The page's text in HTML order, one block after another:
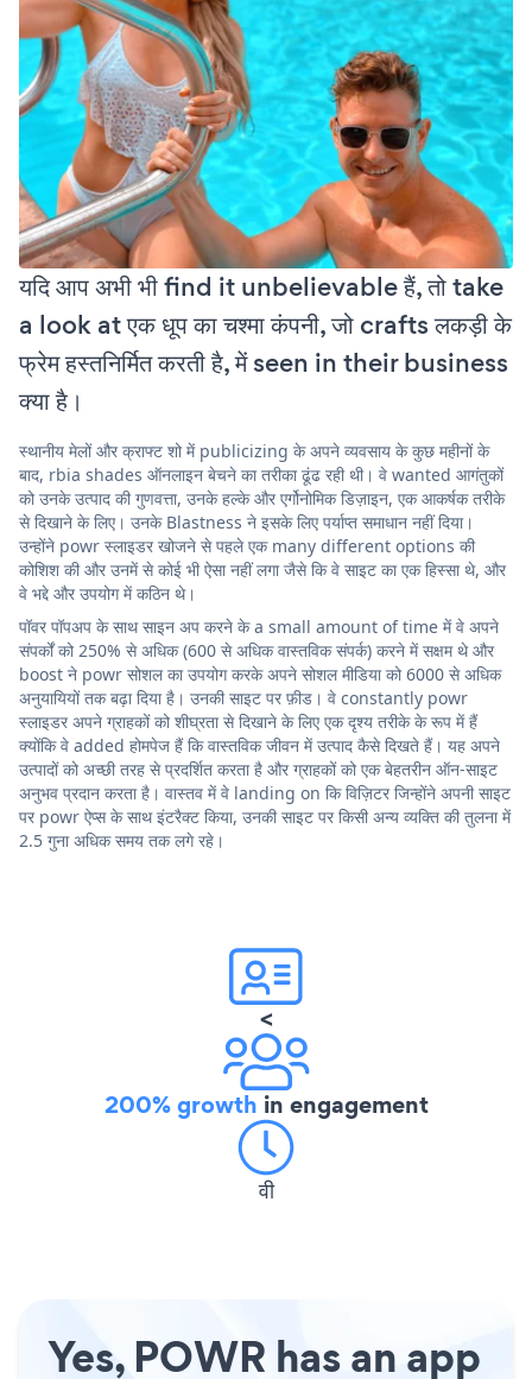
यदि आप अभी भी find it unbelievable हैं, तो take
a look at एक धूप का चश्मा कंपनी, जो crafts लकड़ी के
फ्रेम हस्तनिर्मित करती है, में seen in their business
क्या है।
स्थानीय मेलों और क्राफ्ट शो में publicizing के अपने व्यवसाय के कुछ महीनों के
बाद, rbia shades ऑनलाइन बेचने का तरीका ढूंढ रही थी। वे wanted आगंतुकों
को उनके उत्पाद की गुणवत्ता, उनके हल्के और एर्गोनोमिक डिज़ाइन, एक आकर्षक तरीके
से दिखाने के लिए। उनके Blastness ने इसके लिए पर्याप्त समाधान नहीं दिया।
उन्होंने powr स्लाइडर खोजने से पहले एक many different options की
कोशिश की और उनमें से कोई भी ऐसा नहीं लगा जैसे कि वे साइट का एक हिस्सा थे, और
वे भद्दे और उपयोग में कठिन थे।
पॉवर पॉपअप के साथ साइन अप करने के a small amount of time में वे अपने
संपर्कों को 250% से अधिक (600 से अधिक वास्तविक संपर्क) करने में सक्षम थे और
boost ने powr सोशल का उपयोग करके अपने सोशल मीडिया को 6000 से अधिक
अनुयायियों तक बढ़ा दिया है। उनकी साइट पर फ़ीड। वे constantly powr
स्लाइडर अपने ग्राहकों को शीघ्रता से दिखाने के लिए एक दृश्य तरीके के रूप में हैं
क्योंकि वे added होमपेज हैं कि वास्तविक जीवन में उत्पाद कैसे दिखते हैं। यह अपने
उत्पादों को अच्छी तरह से प्रदर्शित करता है और ग्राहकों को एक बेहतरीन ऑन-साइट
अनुभव प्रदान करता है। वास्तव में वे landing on कि विज़िटर जिन्होंने अपनी साइट
पर powr ऐप्स के साथ इंटरैक्ट किया, उनकी साइट पर किसी अन्य व्यक्ति की तुलना में
2.5 गुना अधिक समय तक लगे रहे।
<
200% growth in engagement
वी
Yes, POWR has an app